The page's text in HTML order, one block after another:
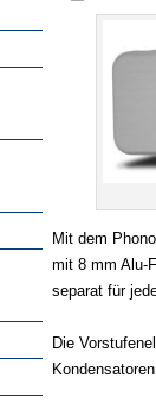
Mit dem
mit 8 mm Alu-
separat für
Die